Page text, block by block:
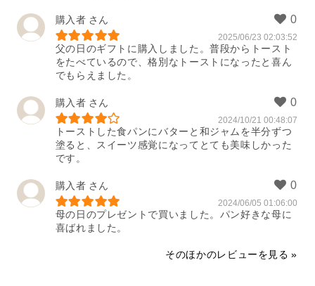
購入者
2025/06/23 02:03:52
父の日のギフトに購入しました。普段からトースト
をたべているので、格別なトーストになったと喜ん
でもらえました。
購入者
2024/10/21 00:48:07
トーストした食パンにバターと和ジャムを半分ずつ
塗ると、スイーツ感覚になってとても美味しかった
です。
購入者
2024/06/05 01:06:00
母の日のプレゼントで買いました。パン好きな母に
喜ばれました。
そのほかのレビューを見る